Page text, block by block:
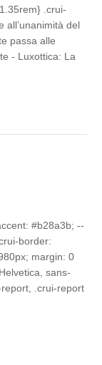
.crui-
all’unanimità del
passa alle
- Luxottica: La
#b28a3b; --
border:
margin: 0
sans-
.crui-report